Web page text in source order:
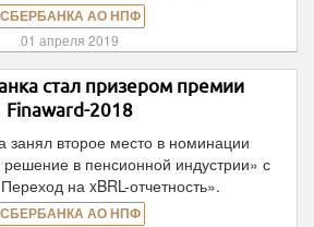
СБЕРБАНКА АО НПФ
01 апреля 2019
стал призером премии
Finaward-2018
второе место в номинации
решение в пенсионной индустрии» с
на xBRL-отчетность».
СБЕРБАНКА АО НПФ